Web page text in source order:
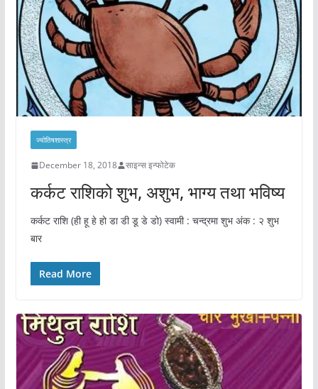
ज्योतिषशास्त्र
December 18, 2018 साइन्स इन्फोटेक
कर्कट राशिको शुभ, अशुभ, भाग्य तथा भविष्य
कर्कट राशि (ही हू हे हो डा डी डू डे डो) स्वामी : चन्द्रमा शुभ अंक : २ शुभ
बार
Read More